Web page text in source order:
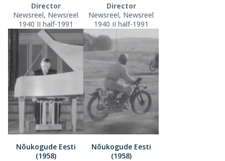
Director
Newsreel, Newsreel
1940 II half-1991
Director
Newsreel, Newsreel
1940 II half-1991
Nõukogude Eesti
(1958)
Nõukogude Eesti
(1958)